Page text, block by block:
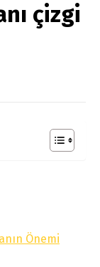
çizgi
Önemi